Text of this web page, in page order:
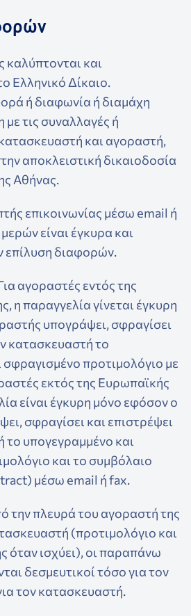
καλύπτονται και
Ελληνικό Δίκαιο.
ή διαφωνία ή διαμάχη
τις συναλλαγές ή
και αγοραστή,
αποκλειστική δικαιοδοσία
Αθήνας.
επικοινωνίας μέσω email ή
είναι έγκυρα και
επίλυση διαφορών.
αγοραστές εντός της
η παραγγελία γίνεται έγκυρη
υπογράψει, σφραγίσει
κατασκευαστή το
προτιμολόγιο με
εκτός της Ευρωπαϊκής
είναι έγκυρη μόνο εφόσον ο
σφραγίσει και επιστρέψει
το υπογεγραμμένο και
και το συμβόλαιο
μέσω email ή fax.
την πλευρά του αγοραστή της
(προτιμολόγιο και
όταν ισχύει), οι παραπάνω
δεσμευτικοί τόσο για τον
τον κατασκευαστή.